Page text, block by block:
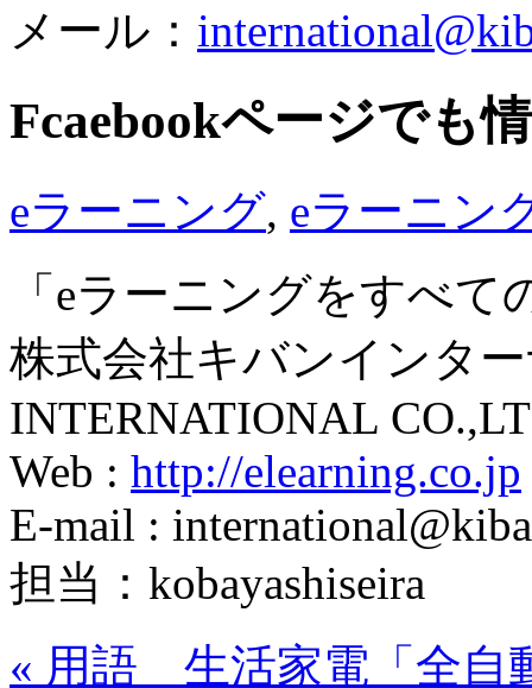
メール：
Fcaebookページでも
eラーニング, eラーニン
「eラーニングをすべて
株式会社キバンインタ
INTERNATIONAL
Web : http://elearning.co.jp
E-mail :
担当：kobayashiseira
« 用語 生活家電「全自